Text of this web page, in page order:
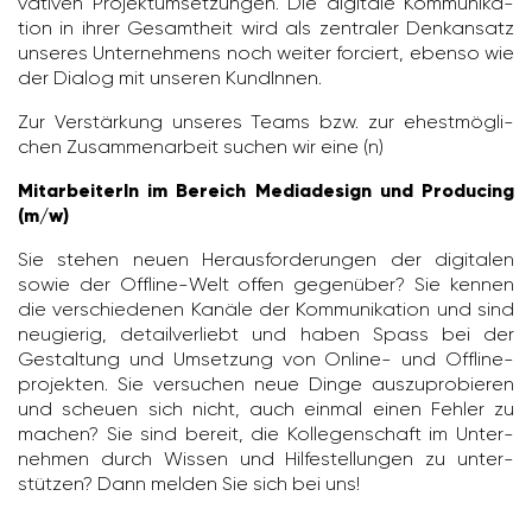
tion in ihrer Gesamt­heit wird als zentraler Denk­an­satz
unseres Unter­neh­mens noch weiter forciert, ebenso wie
der Dialog mit unseren KundInnen.
Zur Verstär­kung unseres Teams bzw. zur ehest­mög­li­
chen Zusam­men­ar­beit suchen wir eine (n)
MitarbeiterIn im Bereich Mediadesign und Producing
(m/w)
Sie stehen neuen Heraus­for­de­rungen der digi­talen
sowie der Offline-Welt offen gegen­über? Sie kennen
die verschie­denen Kanäle der Kommu­ni­ka­tion und sind
neugierig, detail­ver­liebt und haben Spass bei der
Gestal­tung und Umset­zung von Online- und Offline­
pro­jekten. Sie versu­chen neue Dinge auszu­pro­bieren
und scheuen sich nicht, auch einmal einen Fehler zu
machen? Sie sind bereit, die Kolle­gen­schaft im Unter­
nehmen durch Wissen und Hilfe­stel­lungen zu unter­
stützen? Dann melden Sie sich bei uns!